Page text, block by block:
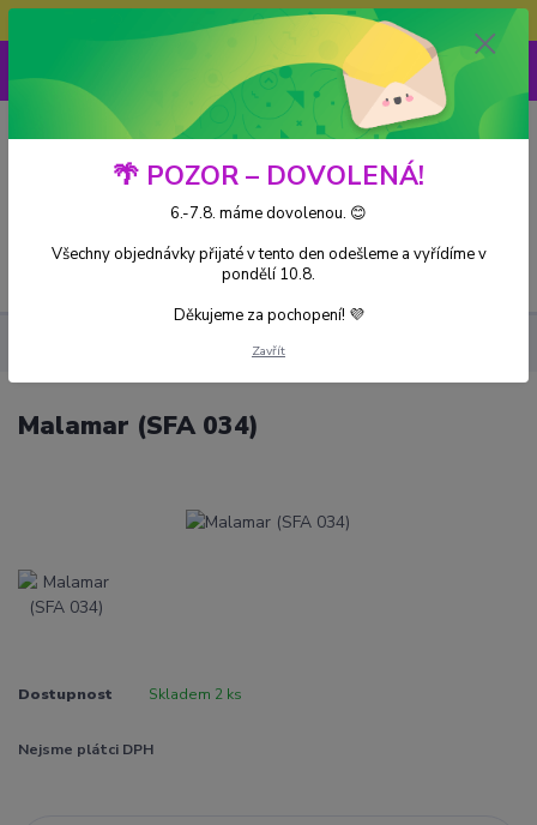
Doprava ZDARMA při nákupu nad 3000Kč
Menu
0 Kč
Malamar (SFA 034)
Malamar (SFA 034)
Dostupnost Skladem 2 ks
Nejsme plátci DPH
🌴 POZOR – DOVOLENÁ!
6.-7.8. máme dovolenou. 😊
Všechny objednávky přijaté v tento den odešleme a vyřídíme v
pondělí 10.8.
Děkujeme za pochopení! 💜
Zavřít